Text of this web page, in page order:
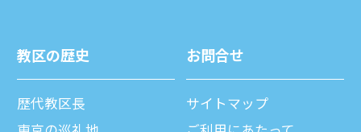
教区の歴史
歴代教区⻑
お問合せ
サイトマップ